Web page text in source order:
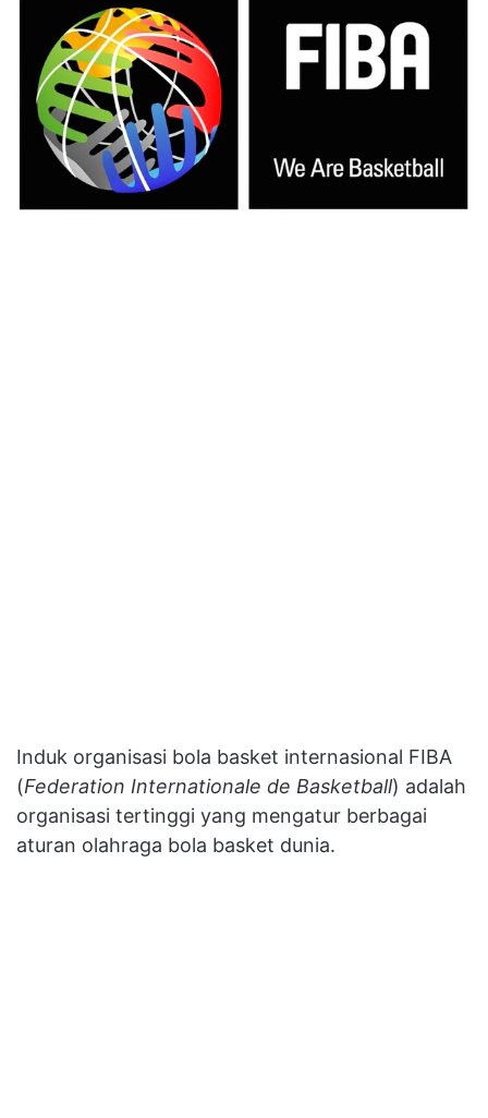
Induk organisasi bola basket internasional FIBA
(Federation Internationale de Basketball) adalah
organisasi tertinggi yang mengatur berbagai
aturan olahraga bola basket dunia.